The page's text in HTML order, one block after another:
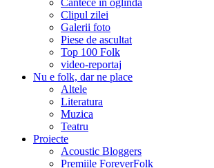
Cantece in oglinda
Clipul zilei
Galerii foto
Piese de ascultat
Top 100 Folk
video-reportaj
Nu e folk, dar ne place
Altele
Literatura
Muzica
Teatru
Proiecte
Acoustic Bloggers
Premiile ForeverFolk